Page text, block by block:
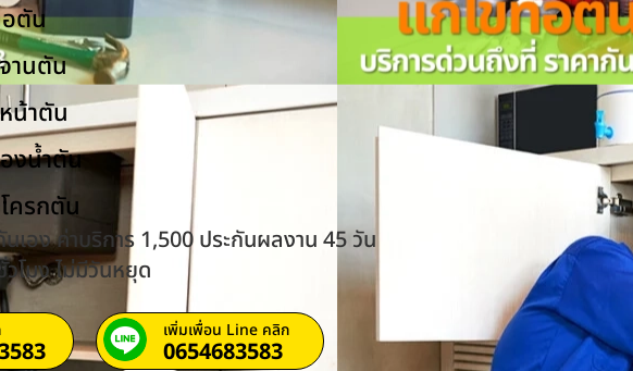
ตัน
านตัน
น้าตัน
งน้ำตัน
ครกตัน
นเอง ค่าบริการ 1,500 ประกันผลงาน 45 วัน
โมง ไม่มีวันหยุด
เพิ่มเพื่อน Line คลิก
0654683583